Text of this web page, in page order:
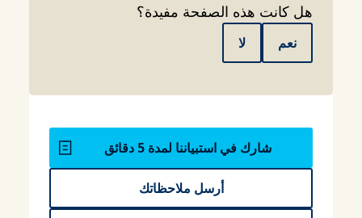
هل كانت هذه الصفحة مفيدة؟
نعم لا
شارك في استبياننا لمدة 5 دقائق
أرسل ملاحظاتك